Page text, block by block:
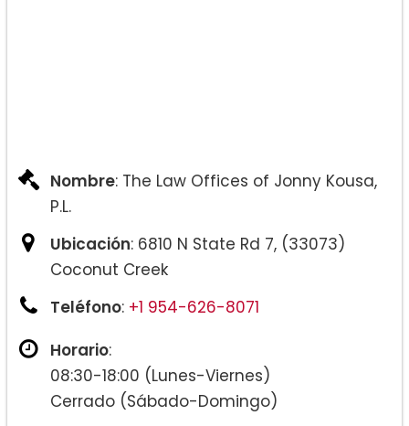
Nombre: The Law Offices of Jonny Kousa,
P.L.
Ubicación: 6810 N State Rd 7, (33073)
Coconut Creek
Teléfono: +1 954-626-8071
Horario:
08:30-18:00 (Lunes-Viernes)
Cerrado (Sábado-Domingo)